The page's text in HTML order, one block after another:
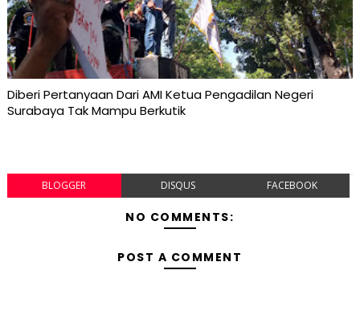
Diberi Pertanyaan Dari AMI Ketua Pengadilan Negeri
Surabaya Tak Mampu Berkutik
BLOGGER DISQUS FACEBOOK
NO COMMENTS:
POST A COMMENT